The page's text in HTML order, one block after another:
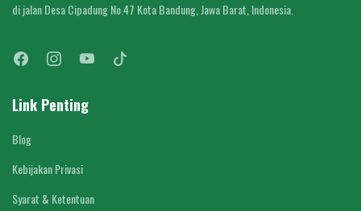
di jalan Desa Cipadung No.47 Kota Bandung, Jawa Barat, Indonesia.
Link Penting
Blog
Kebijakan Privasi
Syarat & Ketentuan